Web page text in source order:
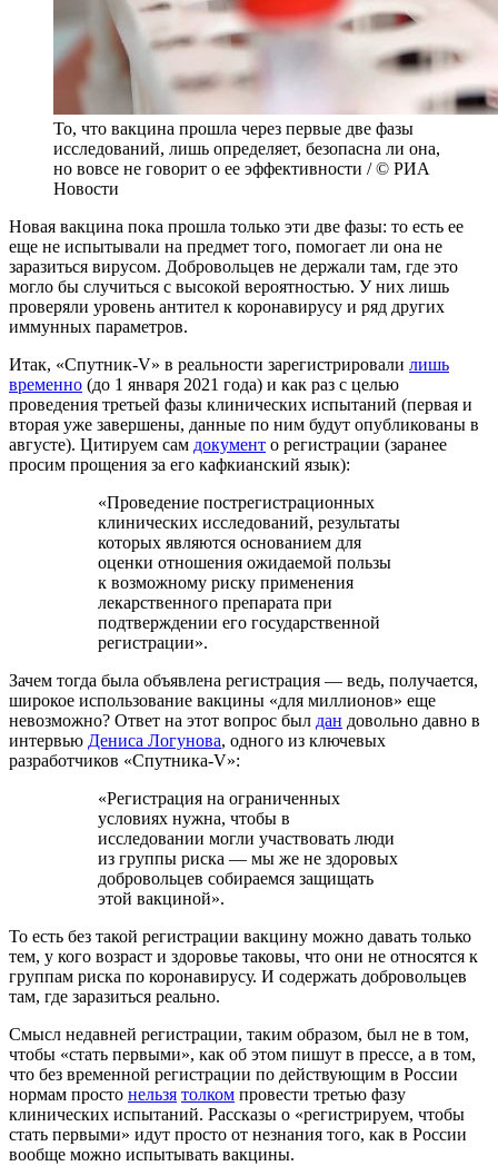
То, что вакцина прошла через первые две фазы
исследований, лишь определяет, безопасна ли она,
но вовсе не говорит о ее эффективности / © РИА
Новости
Новая вакцина пока прошла только эти две фазы: то есть ее
еще не испытывали на предмет того, помогает ли она не
заразиться вирусом. Добровольцев не держали там, где это
могло бы случиться с высокой вероятностью. У них лишь
проверяли уровень антител к коронавирусу и ряд других
иммунных параметров.
Итак, «Спутник-V» в реальности зарегистрировали лишь
временно (до 1 января 2021 года) и как раз с целью
проведения третьей фазы клинических испытаний (первая и
вторая уже завершены, данные по ним будут опубликованы в
августе). Цитируем сам документ о регистрации (заранее
просим прощения за его кафкианский язык):
«Проведение пострегистрационных
клинических исследований, результаты
которых являются основанием для
оценки отношения ожидаемой пользы
к возможному риску применения
лекарственного препарата при
подтверждении его государственной
регистрации».
Зачем тогда была объявлена регистрация — ведь, получается,
широкое использование вакцины «для миллионов» еще
невозможно? Ответ на этот вопрос был дан довольно давно в
интервью Дениса Логунова, одного из ключевых
разработчиков «Спутника-V»:
«Регистрация на ограниченных
условиях нужна, чтобы в
исследовании могли участвовать люди
из группы риска — мы же не здоровых
добровольцев собираемся защищать
этой вакциной».
То есть без такой регистрации вакцину можно давать только
тем, у кого возраст и здоровье таковы, что они не относятся к
группам риска по коронавирусу. И содержать добровольцев
там, где заразиться реально.
Смысл недавней регистрации, таким образом, был не в том,
чтобы «стать первыми», как об этом пишут в прессе, а в том,
что без временной регистрации по действующим в России
нормам просто нельзя толком провести третью фазу
клинических испытаний. Рассказы о «регистрируем, чтобы
стать первыми» идут просто от незнания того, как в России
вообще можно испытывать вакцины.